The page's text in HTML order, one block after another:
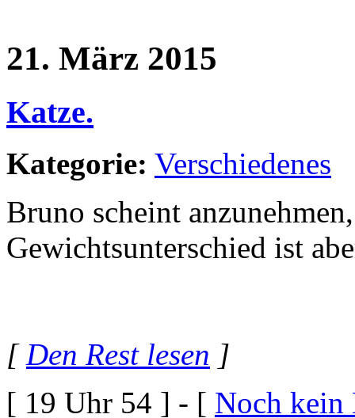
21. März 2015
Katze.
Kategorie: Verschiedenes
Bruno scheint
Gewichtsunterschied ist
[Den Rest lesen ]
[ 19 Uhr 54 ] - [ Noch kein